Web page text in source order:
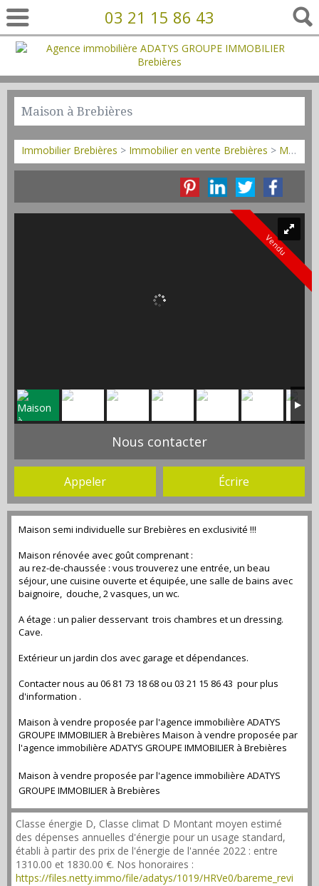
03 21 15 86 43
Maison à Brebières
Immobilier Brebières > Immobilier en vente Brebières > Maison Mitoyenne 1 côté en vente Brebières
Vendu
Nous contacter
Appeler Écrire
Maison semi individuelle sur Brebières en exclusivité !!!
Maison rénovée avec goût comprenant :
au rez-de-chaussée : vous trouverez une entrée, un beau
séjour, une cuisine ouverte et équipée, une salle de bains avec
baignoire, douche, 2 vasques, un wc.
A étage : un palier desservant trois chambres et un dressing.
Cave.
Extérieur un jardin clos avec garage et dépendances.
Contacter nous au 06 81 73 18 68 ou 03 21 15 86 43 pour plus
d'information .
Maison à vendre proposée par l'agence immobilière ADATYS
GROUPE IMMOBILIER à Brebières Maison à vendre proposée par
l'agence immobilière ADATYS GROUPE IMMOBILIER à Brebières
Maison à vendre proposée par l'agence immobilière ADATYS
GROUPE IMMOBILIER à Brebières
Classe énergie D, Classe climat D Montant moyen estimé
des dépenses annuelles d'énergie pour un usage standard,
établi à partir des prix de l'énergie de l'année 2022 : entre
1310.00 et 1830.00 €. Nos honoraires :
https://files.netty.immo/file/adatys/1019/HRVe0/bareme_revi